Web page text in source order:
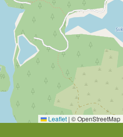
Leaflet | © OpenStreetMap